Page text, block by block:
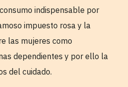
indispensable por
impuesto rosa y la
las mujeres como
dependientes y por ello la
del cuidado.